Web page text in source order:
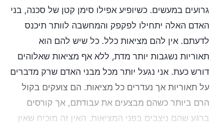
גרועים במעשים. כשיופיע אפילו סימן קטן של סכנה, בני
האדם האלה יתחילו לפקפק והמחשבה לוותר תיכנס
לדעתם. אין להם מציאות כלל. כל שיש להם הוא
תאוריות נשגבות יותר מדת, ללא אף מציאות שאלוהים
דורש כעת. אני נגעל יותר מכל מבני האדם שרק מדברים
על תאוריות אך נעדרים כל מציאות. הם צועקים בקול
הרם ביותר כשהם מבצעים את עבודתם, אך קורסים
ברגע שהם ניצבים בפני המציאות. האין זה מוכיח שאין